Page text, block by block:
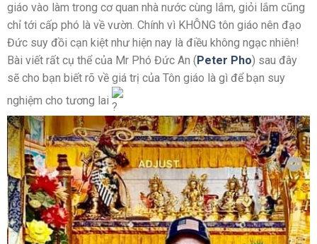
giáo vào làm trong cơ quan nhà nước cùng lắm, giỏi lắm cũng
chỉ tới cấp phó là về vườn. Chính vì KHÔNG tôn giáo nên đạo
Đức suy đồi cạn kiệt như hiện nay là điều không ngạc nhiên!
Bài viết rất cụ thể của Mr Phó Đức An ( Peter Pho) sau đây
sẽ cho bạn biết rõ về giá trị của Tôn giáo là gì để bạn suy
nghiệm cho tương lai